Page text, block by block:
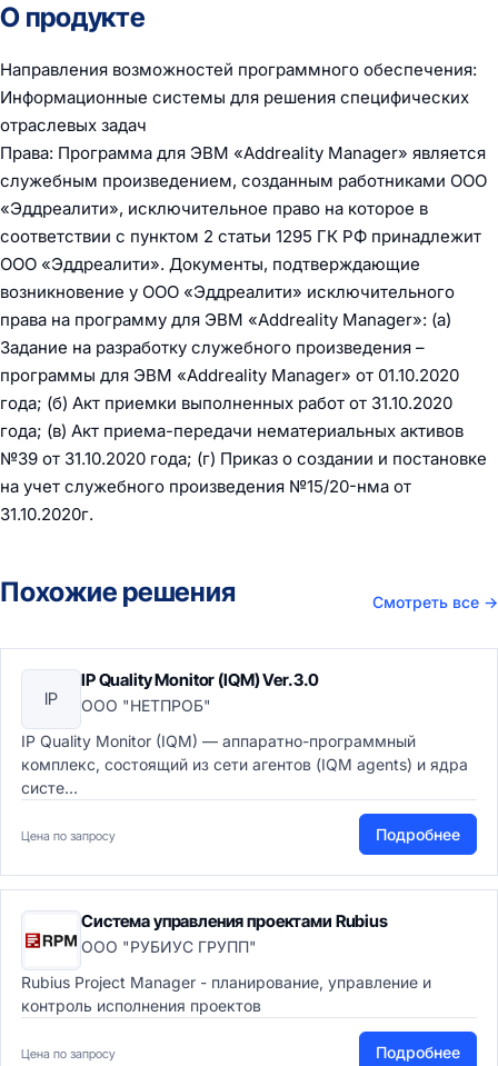
О продукте
Направления возможностей программного обеспечения:
Информационные системы для решения специфических
отраслевых задач
Права: Программа для ЭВМ «Addreality Manager» является
служебным произведением, созданным работниками ООО
«Эддреалити», исключительное право на которое в
соответствии с пунктом 2 статьи 1295 ГК РФ принадлежит
ООО «Эддреалити». Документы, подтверждающие
возникновение у ООО «Эддреалити» исключительного
права на программу для ЭВМ «Addreality Manager»: (а)
Задание на разработку служебного произведения –
программы для ЭВМ «Addreality Manager» от 01.10.2020
года; (б) Акт приемки выполненных работ от 31.10.2020
года; (в) Акт приема-передачи нематериальных активов
№39 от 31.10.2020 года; (г) Приказ о создании и постановке
на учет служебного произведения №15/20-нма от
31.10.2020г.
Похожие решения Смотреть все →
IP
IP Quality Monitor (IQM) Ver.3.0
ООО "НЕТПРОБ"
IP Quality Monitor (IQM) — аппаратно-программный
комплекс, состоящий из сети агентов (IQM agents) и ядра
систе...
Цена по запросу Подробнее
Система управления проектами Rubius
ООО "РУБИУС ГРУПП"
Rubius Project Manager - планирование, управление и
контроль исполнения проектов
Цена по запросу Подробнее